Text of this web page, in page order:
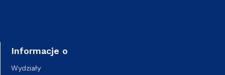
Informacje o
Wydziały